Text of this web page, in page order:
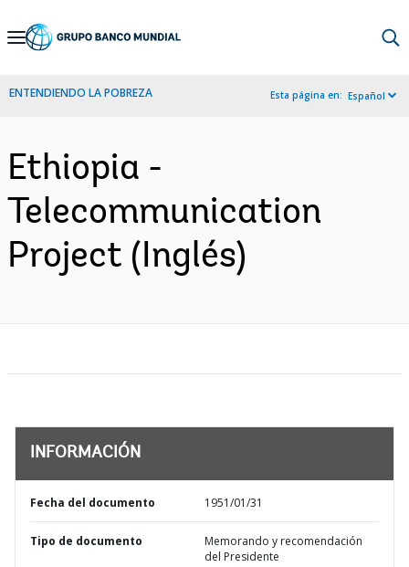
Skip
Navigation
ENTENDIENDO LA POBREZA Esta página en: Español
Ethiopia -
Telecommunication
Project (Inglés)
INFORMACIÓN
Fecha del documento 1951/01/31
Tipo de documento
Memorando y recomendación
del Presidente